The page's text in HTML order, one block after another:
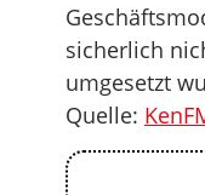
sicherlich
umgesetzt
Quelle: